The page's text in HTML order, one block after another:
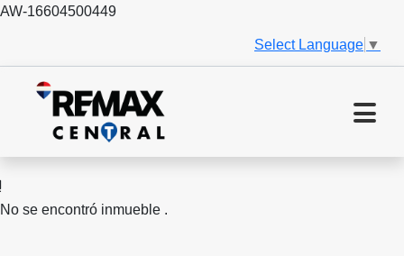
AW-16604500449
Select Language ▼
No se encontró inmueble .